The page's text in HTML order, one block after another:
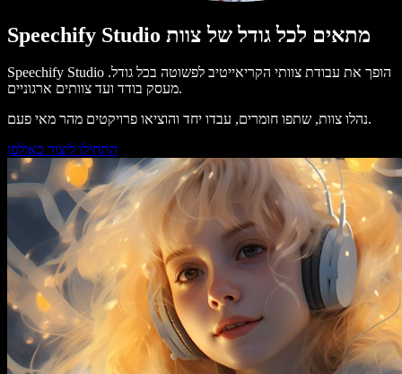
Speechify Studio מתאים לכל גודל של צוות
Speechify Studio הופך את עבודת צוותי הקריאייטיב לפשוטה בכל גודל.
מעסק בודד ועד צוותים ארגוניים.
נהלו צוות, שתפו חומרים, עבדו יחד והוציאו פרויקטים מהר מאי פעם.
התחילו ליצור באולפן